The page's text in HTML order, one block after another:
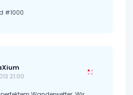
#1000
21:00